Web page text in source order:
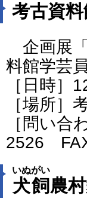
考古資
企画展
料館学芸
［日時］
［場所］
［問い合
2526
犬飼
いぬがい
農